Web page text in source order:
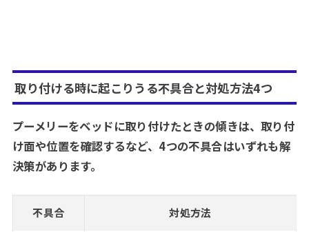
取り付ける時に起こりうる不具合と対処方法4つ
プーメリーをベッドに取り付けたときの傾きは、取り付
け面や位置を確認するなど、4つの不具合はいずれも解
決策があります。
不具合 対処方法